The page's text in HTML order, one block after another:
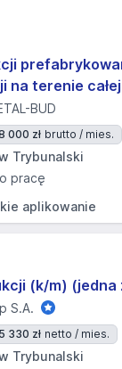
na terenie
BUD
000 zł brutto / mies.
Trybunalski
pracę
aplikowanie
(k/m) (jedna
S.A.
330 zł netto / mies.
Trybunalski